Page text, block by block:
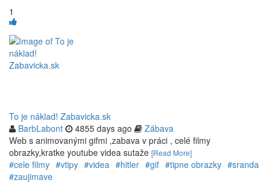
1
To je náklad! Zabavicka.sk
BarbLabont
4855 days ago
Zábava
Web s animovanými gifmi ,zabava v práci , celé filmy
obrazky,kratke youtube videa sutaže [Read More]
#cele filmy #vtipy #videa #hitler #gif #tipne obrazky #sranda
#zaujimave